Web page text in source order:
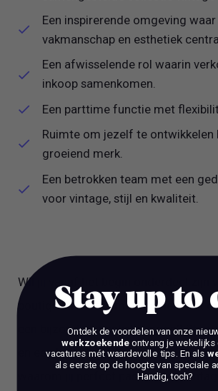
Een inspirerende omgeving
vakmanschap en esthetiek
Een afwisselende rol waarin
inkoop samenkomen.
Een parttime functie met
Ruimte om jezelf te ontwikkelen
groeiend merk.
Een betrokken team met een
voor vintage, stijl en kwaliteit.
Wil jij vanaf het begin onderdeel zijn
boutique in Haarlem en samen met
een bijzondere winkelervaring? Stuur
en een korte introductie naar Fleur
waarom jij perfect past binnen
Stay up to
Ontdek de voordelen van onze
werkzoekendeontvang je wekelijks
vacatures mét waardevolle tips. En als
als eerste op de hoogte van speciale
Handig, toch?